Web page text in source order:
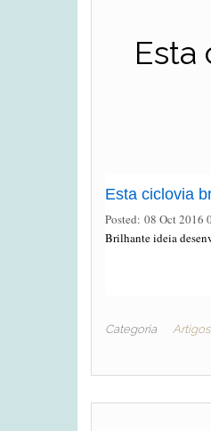
Esta
Esta ciclovia
Posted: 08 Oct 2016
Brilhante ideia
Categoria Artigos